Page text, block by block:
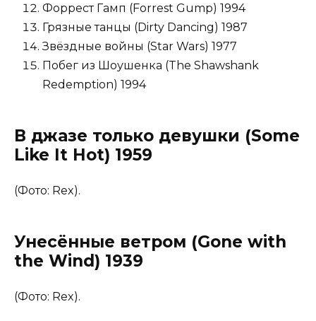
Форрест Гамп (Forrest Gump) 1994
Грязные танцы (Dirty Dancing) 1987
Звёздные войны (Star Wars) 1977
Побег из Шоушенка (The Shawshank
Redemption) 1994
В джазе только девушки (Some
Like It Hot) 1959
(Фото: Rex).
Унесённые ветром (Gone with
the Wind) 1939
(Фото: Rex).